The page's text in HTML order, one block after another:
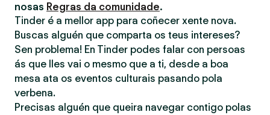
nosas Regras da comunidade.
Tinder é a mellor app para coñecer xente nova.
Buscas alguén que comparta os teus intereses?
Sen problema! En Tinder podes falar con persoas
ás que lles vai o mesmo que a ti, desde a boa
mesa ata os eventos culturais pasando pola
verbena.
Precisas alguén que queira navegar contigo polas